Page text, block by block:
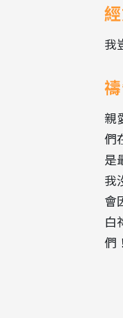
我
親
們
是
我
會
白
們！